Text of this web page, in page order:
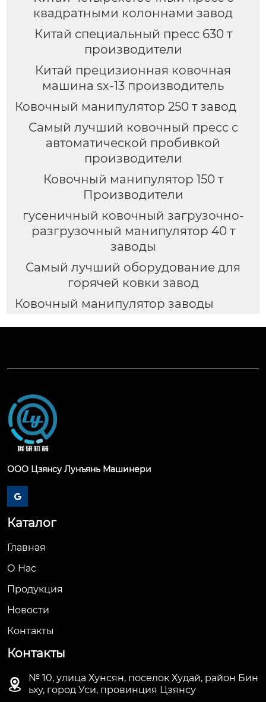
квадратными колоннами завод
Китай специальный пресс 630 т
производители
Китай прецизионная ковочная
машина sx-13 производитель
Ковочный манипулятор 250 т завод
Самый лучший ковочный пресс с
автоматической пробивкой
производители
Ковочный манипулятор 150 т
Производители
гусеничный ковочный загрузочно-
разгрузочный манипулятор 40 т
заводы
Самый лучший оборудование для
горячей ковки завод
Ковочный манипулятор заводы
ООО Цзянсу Лунъянь Машинери

Каталог
Главная
О Hас
Продукция
Новости
Контакты
Контакты

№ 10, улица Хунсян, поселок Худай, район Бин
ьху, город Уси, провинция Цзянсу